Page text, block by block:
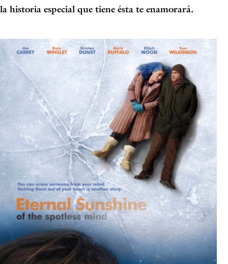
la historia especial que tiene ésta te enamorará.